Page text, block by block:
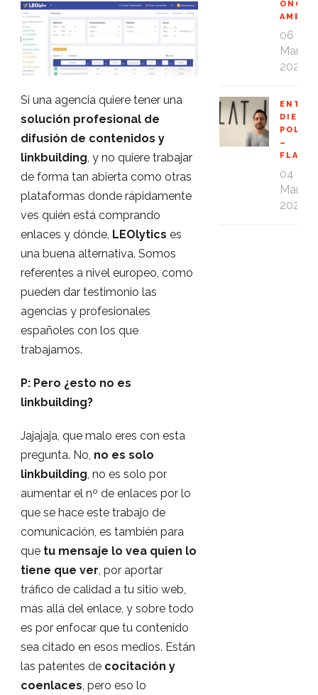
Si una agencia quiere tener una
solución profesional de
difusión de contenidos y
linkbuilding, y no quiere trabajar
de forma tan abierta como otras
plataformas donde rápidamente
ves quién está comprando
enlaces y dónde, LEOlytics es
una buena alternativa. Somos
referentes a nivel europeo, como
pueden dar testimonio las
agencias y profesionales
españoles con los que
trabajamos.
P: Pero ¿esto no es
linkbuilding?
Jajajaja, que malo eres con esta
pregunta. No, no es solo
linkbuilding, no es solo por
aumentar el nº de enlaces por lo
que se hace este trabajo de
comunicación, es también para
que tu mensaje lo vea quien lo
tiene que ver, por aportar
tráfico de calidad a tu sitio web,
más allá del enlace, y sobre todo
es por enfocar que tu contenido
sea citado en esos medios. Están
las patentes de cocitación y
coenlaces, pero eso lo
06
Mar
2020
DIEGO
POLO
–
04
Mar
2020